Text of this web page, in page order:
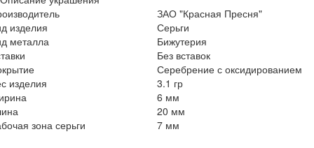
ЗАО "Красная Пресня"
изделия
Серьги
металла
Бижутерия
Без вставок
Серебрение с оксидированием
изделия
3.1 гр
6 мм
20 мм
зона серьги
7 мм